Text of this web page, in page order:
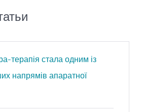
терапія стала одним із
напрямів апаратної